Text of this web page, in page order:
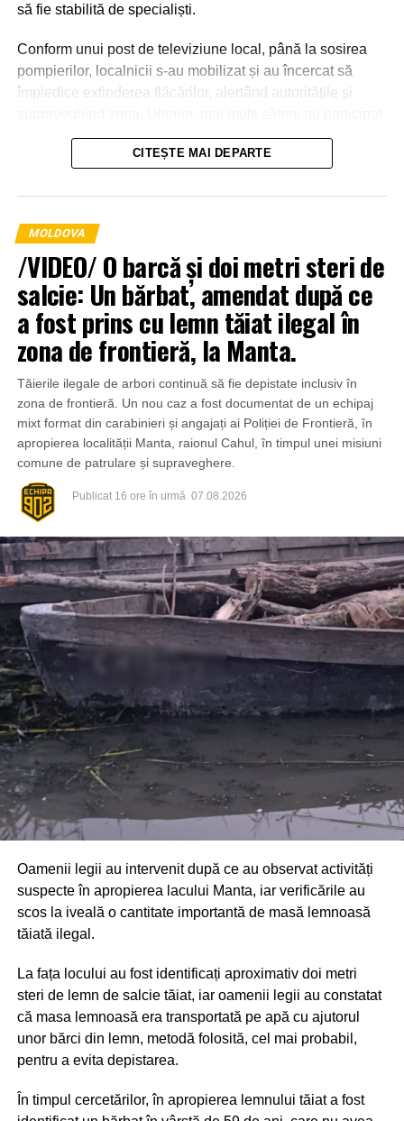
să fie stabilită de specialiști.
Conform unui post de televiziune local, până la sosirea
pompierilor, localnicii s-au mobilizat și au încercat să
împiedice extinderea flăcărilor, alertând autoritățile și
la intervenție, punând la dispoziția salvatorilor tehnică
agricolă și transportând apă pentru stingerea incendiului.
Din fericire, nimeni nu a avut de suferit, iar reprezentanții
comunității au mulțumit atât pompierilor din Drochia, cât și
localnicilor care au intervenit prompt și au contribuit la
limitarea pagubelor.
CITEȘTE MAI DEPARTE
MOLDOVA
/VIDEO/ O barcă și doi metri steri de
salcie: Un bărbat, amendat după ce
a fost prins cu lemn tăiat ilegal în
zona de frontieră, la Manta.
Tăierile ilegale de arbori continuă să fie depistate inclusiv în
zona de frontieră. Un nou caz a fost documentat de un echipaj
mixt format din carabinieri și angajați ai Poliției de Frontieră, în
apropierea localității Manta, raionul Cahul, în timpul unei misiuni
comune de patrulare și supraveghere.
Publicat 16 ore în urmă 07.08.2026
Oamenii legii au intervenit după ce au observat activități
suspecte în apropierea lacului Manta, iar verificările au
scos la iveală o cantitate importantă de masă lemnoasă
tăiată ilegal.
La fața locului au fost identificați aproximativ doi metri
steri de lemn de salcie tăiat, iar oamenii legii au constatat
că masa lemnoasă era transportată pe apă cu ajutorul
unor bărci din lemn, metodă folosită, cel mai probabil,
pentru a evita depistarea.
În timpul cercetărilor, în apropierea lemnului tăiat a fost